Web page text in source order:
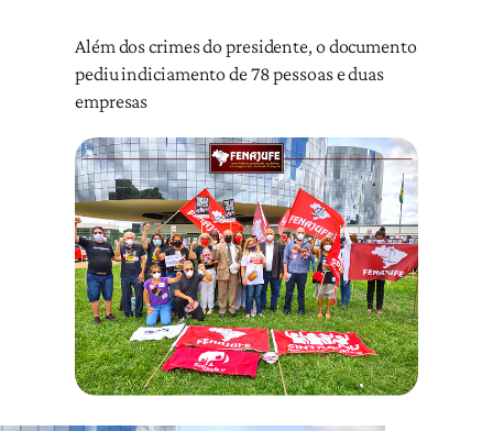
Além dos crimes do presidente, o documento
pediu indiciamento de 78 pessoas e duas
empresas